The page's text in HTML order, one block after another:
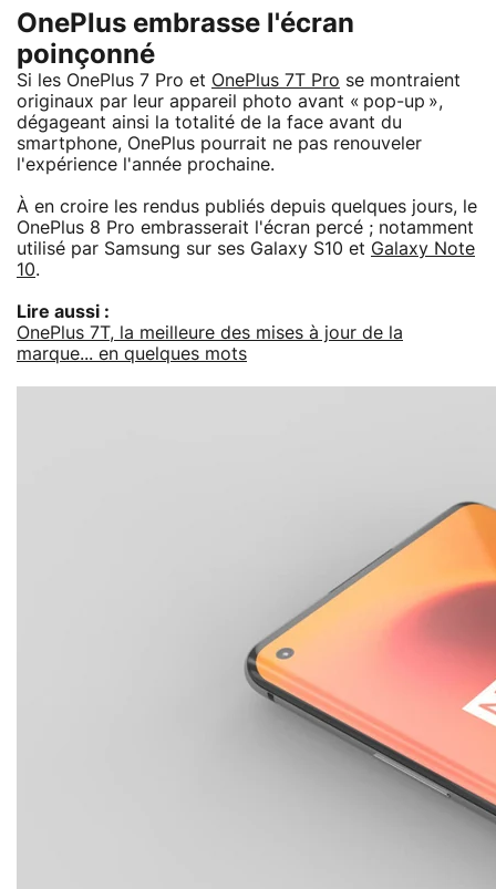
OnePlus embrasse l'écran
poinçonné
Si les OnePlus 7 Pro et OnePlus 7T Pro se montraient
originaux par leur appareil photo avant « pop-up »,
dégageant ainsi la totalité de la face avant du
smartphone, OnePlus pourrait ne pas renouveler
l'expérience l'année prochaine.
À en croire les rendus publiés depuis quelques jours, le
OnePlus 8 Pro embrasserait l'écran percé ; notamment
utilisé par Samsung sur ses Galaxy S10 et Galaxy Note
10.
Lire aussi :
OnePlus 7T, la meilleure des mises à jour de la
marque... en quelques mots